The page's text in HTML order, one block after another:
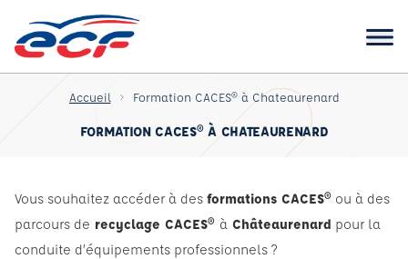
Accueil Formation CACES® à Chateaurenard
FORMATION CACES® À CHATEAURENARD
Vous souhaitez accéder à des formations CACES® ou à des
parcours de recyclage CACES® à Châteaurenard pour la
conduite d’équipements professionnels ?